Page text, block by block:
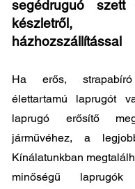
segédruguó
készletről,
házhozszállítással
Ha erős,
élettartamú laprugót
laprugó erősítő
járművéhez, a
Kínálatunkban
minőségű